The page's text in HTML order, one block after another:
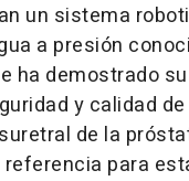
un sistema
a presión
ha demostrado
y calidad
de la
para